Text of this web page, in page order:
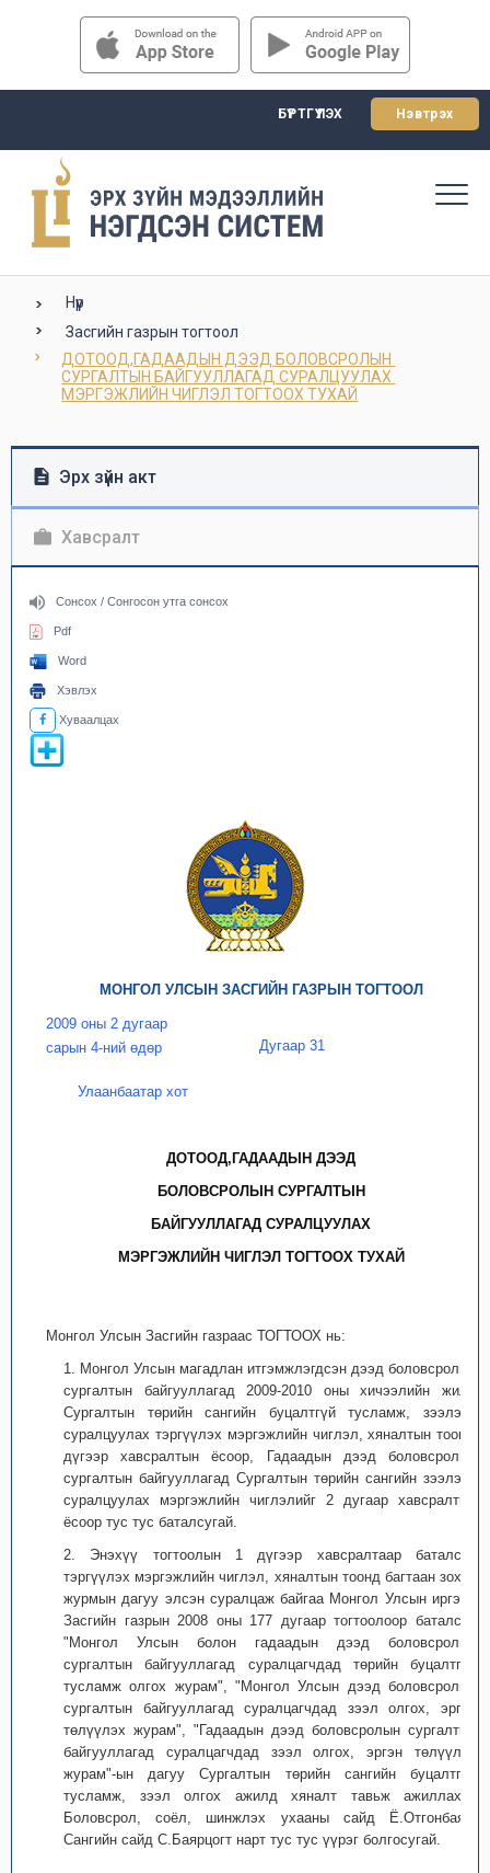
БҮРТГҮҮЛЭХ Нэвтрэх
Нүүр
Засгийн газрын тогтоол
ДОТООД,ГАДААДЫН ДЭЭД БОЛОВСРОЛЫН
СУРГАЛТЫН БАЙГУУЛЛАГАД СУРАЛЦУУЛАХ
МЭРГЭЖЛИЙН ЧИГЛЭЛ ТОГТООХ ТУХАЙ
Эрх зүйн акт
Хавсралт
Сонсох / Сонгосон утга сонсох
Pdf
Word
Хэвлэх
Хуваалцах
МОНГОЛ УЛСЫН ЗАСГИЙН ГАЗРЫН ТОГТООЛ
2009 оны 2 дугаар
сарын 4-ний өдөр
Дугаар 31
Улаанбаатар хот
ДОТООД,ГАДААДЫН ДЭЭД
БОЛОВСРОЛЫН СУРГАЛТЫН
БАЙГУУЛЛАГАД СУРАЛЦУУЛАХ
МЭРГЭЖЛИЙН ЧИГЛЭЛ ТОГТООХ ТУХАЙ
Монгол Улсын Засгийн газраас ТОГТООХ нь:
1. Монгол Улсын магадлан итгэмжлэгдсэн дээд боловсролын
сургалтын байгууллагад 2009-2010 оны хичээлийн жилд
Сургалтын төрийн сангийн буцалтгүй тусламж, зээлээр
суралцуулах тэргүүлэх мэргэжлийн чиглэл, хяналтын тоог 1
дүгээр хавсралтын ёсоор, Гадаадын дээд боловсролын
сургалтын байгууллагад Сургалтын төрийн сангийн зээлээр
суралцуулах мэргэжлийн чиглэлийг 2 дугаар хавсралтын
ёсоор тус тус баталсугай.
2. Энэхүү тогтоолын 1 дүгээр хавсралтаар баталсан
тэргүүлэх мэргэжлийн чиглэл, хяналтын тоонд багтаан зохих
журмын дагуу элсэн суралцаж байгаа Монгол Улсын иргэнд
Засгийн газрын 2008 оны 177 дугаар тогтоолоор баталсан
"Монгол Улсын болон гадаадын дээд боловсролын
сургалтын байгууллагад суралцагчдад төрийн буцалтгүй
тусламж олгох журам", "Монгол Улсын дээд боловсролын
сургалтын байгууллагад суралцагчдад зээл олгох, эргэн
төлүүлэх журам", "Гадаадын дээд боловсролын сургалтын
байгууллагад суралцагчдад зээл олгох, эргэн төлүүлэх
журам"-ын дагуу Сургалтын төрийн сангийн буцалтгүй
тусламж, зээл олгох ажилд хяналт тавьж ажиллахыг
Боловсрол, соёл, шинжлэх ухааны сайд Ё.Отгонбаяр,
Сангийн сайд С.Баярцогт нарт тус тус үүрэг болгосугай.